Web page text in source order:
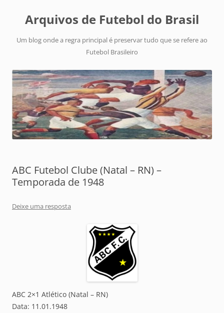
Arquivos de Futebol do Brasil
Um blog onde a regra principal é preservar tudo que se refere ao
Futebol Brasileiro
ABC Futebol Clube (Natal – RN) –
Temporada de 1948
Deixe uma resposta
ABC 2×1 Atlético (Natal – RN)
Data: 11.01.1948